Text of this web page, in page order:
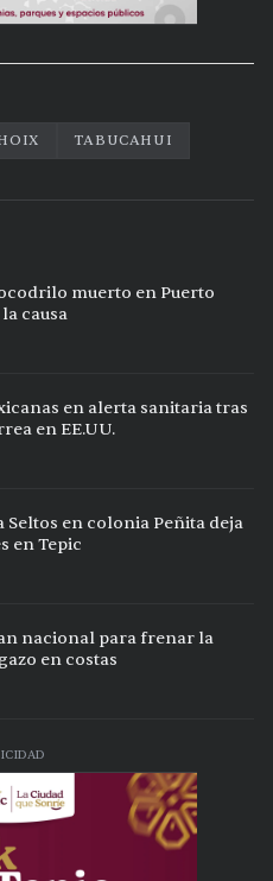
TABUCAHUI
muerto en Puerto
causa
en alerta sanitaria tras
en EE.UU.
Seltos en colonia Peñita deja
en Tepic
nacional para frenar la
en costas